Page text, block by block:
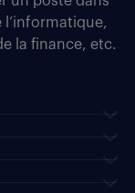
l’informatique,
la finance, etc.